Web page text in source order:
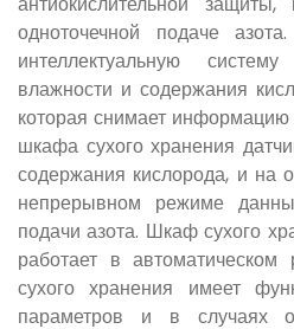
одноточечной подаче
интеллектуальную
влажности и содержания
которая снимает
шкафа сухого хранения
содержания кислорода, и на
непрерывном режиме
подачи азота. Шкаф сухого
работает в
сухого хранения имеет
параметров и в случаях